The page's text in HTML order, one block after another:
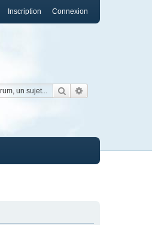
Connexion
Inscription
Rechercher